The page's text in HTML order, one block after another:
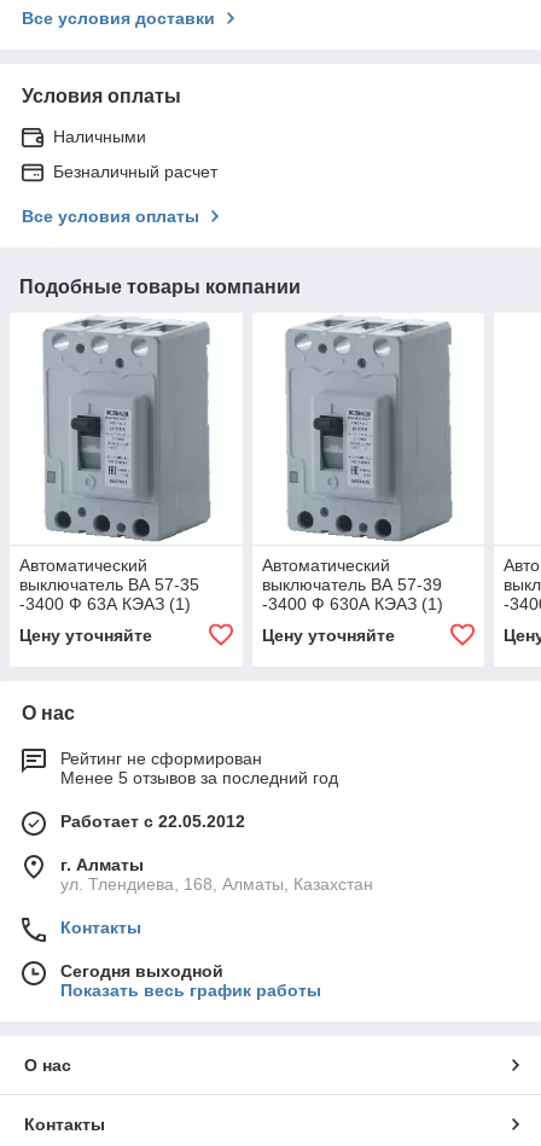
Все условия доставки
Условия оплаты
Наличными
Безналичный расчет
Все условия оплаты
Подобные товары компании
Автоматический
выключатель ВА 57-35
-3400 Ф 63А КЭАЗ (1)
Цену уточняйте
Автоматический
выключатель ВА 57-39
-3400 Ф 630А КЭАЗ (1)
Цену уточняйте
-
О нас
Рейтинг не сформирован
Менее 5 отзывов за последний год
Работает с 22.05.2012
г. Алматы
ул. Тлендиева, 168, Алматы, Казахстан
Контакты
Сегодня выходной
Показать весь график работы
О нас
Контакты